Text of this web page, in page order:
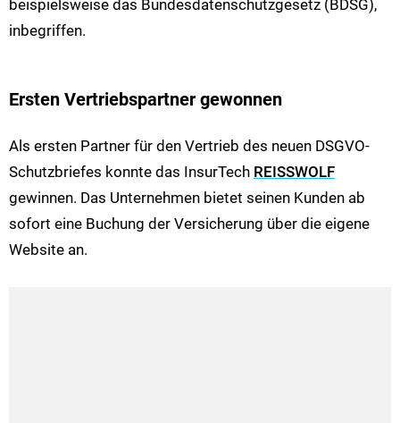
beispielsweise das Bundesdatenschutzgesetz (BDSG),
inbegriffen.
Ersten Vertriebspartner gewonnen
Als ersten Partner für den Vertrieb des neuen DSGVO-
Schutzbriefes konnte das InsurTech REISSWOLF
gewinnen. Das Unternehmen bietet seinen Kunden ab
sofort eine Buchung der Versicherung über die eigene
Website an.